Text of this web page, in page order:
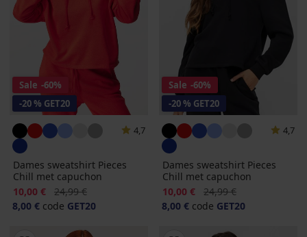
Sale -60%
-20 % GET20
4,7
Dames sweatshirt Pieces
Chill met capuchon
Korting
10,00 € Oorspronkelijke prijs
24,99 €
8,00 € code GET20
Sale -60%
-20 % GET20
4,7
Dames sweatshirt Pieces
Chill met capuchon
Korting
10,00 € Oorspronkelijke prijs
24,99 €
8,00 € code GET20